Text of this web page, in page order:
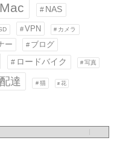
Mac NAS
VPN カメラ
ー ブログ
ロードバイク 写真
達 猫 花